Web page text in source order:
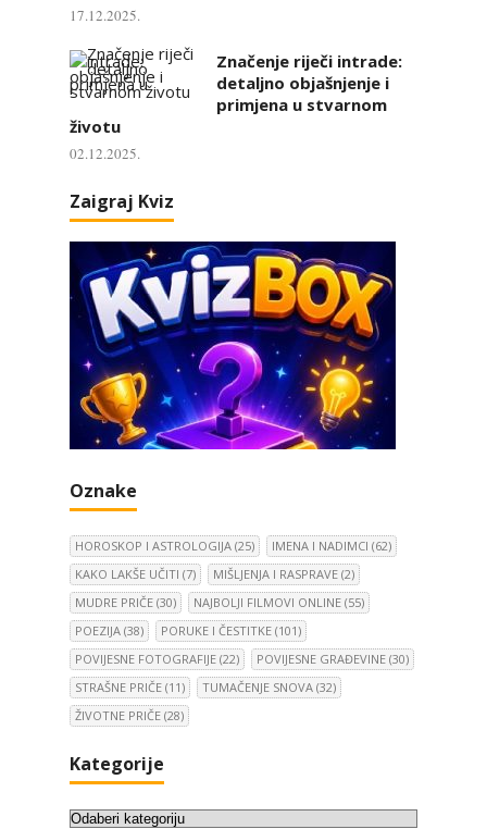
17.12.2025.
Značenje riječi intrade:
detaljno objašnjenje i
primjena u stvarnom
životu
02.12.2025.
Zaigraj Kviz
Oznake
HOROSKOP I ASTROLOGIJA (25) IMENA I NADIMCI (62)
KAKO LAKŠE UČITI (7) MIŠLJENJA I RASPRAVE (2)
MUDRE PRIČE (30) NAJBOLJI FILMOVI ONLINE (55)
POEZIJA (38) PORUKE I ČESTITKE (101)
POVIJESNE FOTOGRAFIJE (22) POVIJESNE GRAĐEVINE (30)
STRAŠNE PRIČE (11) TUMAČENJE SNOVA (32)
ŽIVOTNE PRIČE (28)
Kategorije
K